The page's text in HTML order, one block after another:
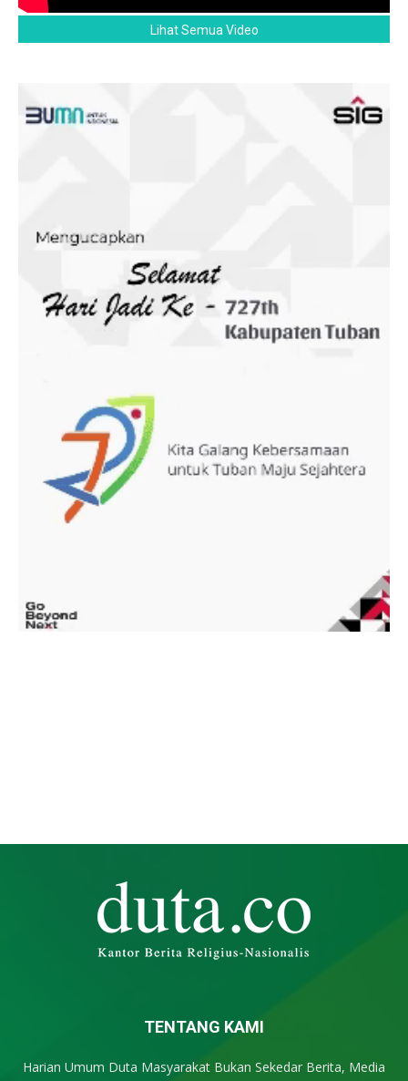
Lihat Semua Video
TENTANG KAMI
Harian Umum Duta Masyarakat Bukan Sekedar Berita, Media